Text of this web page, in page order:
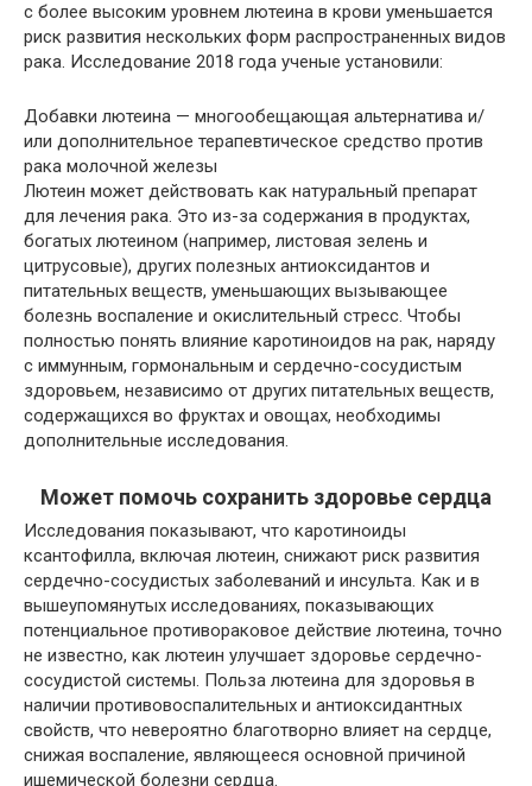
с более высоким уровнем лютеина в крови уменьшается
риск развития нескольких форм распространенных видов
рака. Исследование 2018 года ученые установили:
Добавки лютеина — многообещающая альтернатива и/
или дополнительное терапевтическое средство против
рака молочной железы
Лютеин может действовать как натуральный препарат
для лечения рака. Это из-за содержания в продуктах,
богатых лютеином (например, листовая зелень и
цитрусовые), других полезных антиоксидантов и
питательных веществ, уменьшающих вызывающее
болезнь воспаление и окислительный стресс. Чтобы
полностью понять влияние каротиноидов на рак, наряду
с иммунным, гормональным и сердечно-сосудистым
здоровьем, независимо от других питательных веществ,
содержащихся во фруктах и овощах, необходимы
дополнительные исследования.
Может помочь сохранить здоровье сердца
Исследования показывают, что каротиноиды
ксантофилла, включая лютеин, снижают риск развития
сердечно-сосудистых заболеваний и инсульта. Как и в
вышеупомянутых исследованиях, показывающих
потенциальное противораковое действие лютеина, точно
не известно, как лютеин улучшает здоровье сердечно-
сосудистой системы. Польза лютеина для здоровья в
наличии противовоспалительных и антиоксидантных
свойств, что невероятно благотворно влияет на сердце,
снижая воспаление, являющееся основной причиной
ишемической болезни сердца.